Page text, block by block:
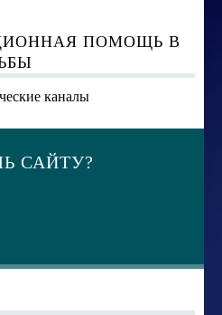
ПОМОЩЬ В
каналы
САЙТУ?